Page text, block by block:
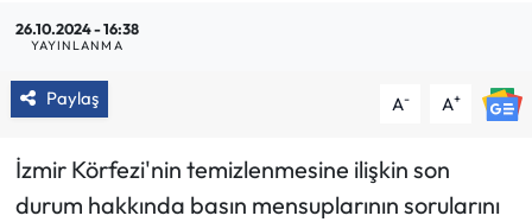
26.10.2024 - 16:38
YAYINLANMA
Paylaş A- A+
İzmir Körfezi'nin temizlenmesine ilişkin son
durum hakkında basın mensuplarının sorularını